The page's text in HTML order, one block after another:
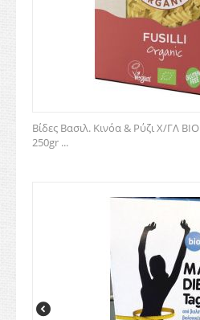
Βίδες Βασιλ. Κινόα & Ρύζι Χ/ΓΛ BIO
250gr ...